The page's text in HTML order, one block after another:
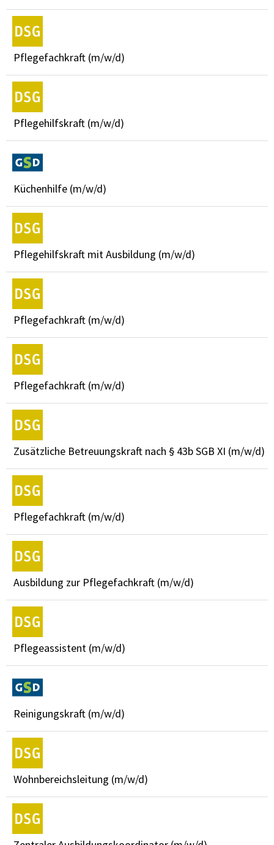
Pflegefachkraft (m/w/d)
Pflegehilfskraft (m/w/d)
Küchenhilfe (m/w/d)
Pflegehilfskraft mit Ausbildung (m/w/d)
Pflegefachkraft (m/w/d)
Pflegefachkraft (m/w/d)
Zusätzliche Betreuungskraft nach § 43b SGB XI (m/w/d)
Pflegefachkraft (m/w/d)
Ausbildung zur Pflegefachkraft (m/w/d)
Pflegeassistent (m/w/d)
Reinigungskraft (m/w/d)
Wohnbereichsleitung (m/w/d)